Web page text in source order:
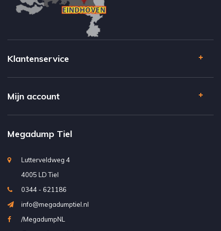
Klantenservice
Mijn account
Megadump Tiel
Lutterveldweg 4
4005 LD Tiel
0344 - 621186
info@megadumptiel.nl
/MegadumpNL